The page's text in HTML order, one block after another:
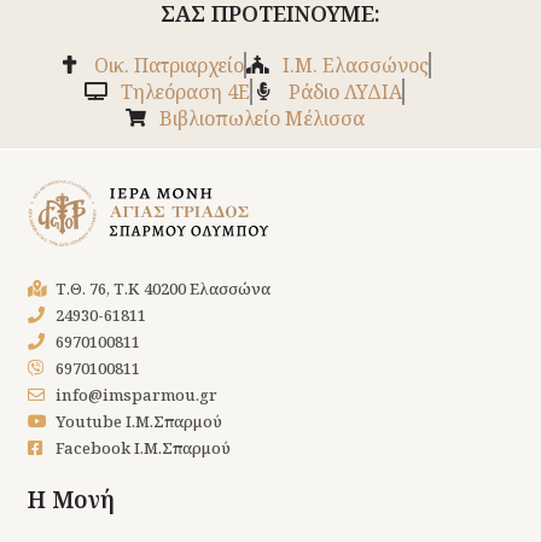
ΣΑΣ ΠΡΟΤΕΙΝΟΥΜΕ:
Οικ. Πατριαρχείο
Ι.Μ. Ελασσώνος
Tηλεόραση 4Ε
Ράδιο ΛΥΔΙΑ
Βιβλιοπωλείο Μέλισσα
Τ.Θ. 76, Τ.Κ 40200 Ελασσώνα
24930-61811
6970100811
6970100811
info@imsparmou.gr
Youtube Ι.Μ.Σπαρμού
Facebook Ι.Μ.Σπαρμού
Η Μονή